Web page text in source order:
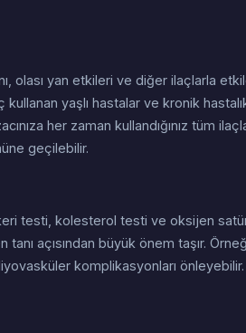
olası yan etkileri ve diğer ilaçlarla
yaşlı hastalar ve kronik
her zaman kullandığınız tüm
geçilebilir.
testi, kolesterol testi ve oksijen
açısından büyük önem taşır.
komplikasyonları önleyebilir.